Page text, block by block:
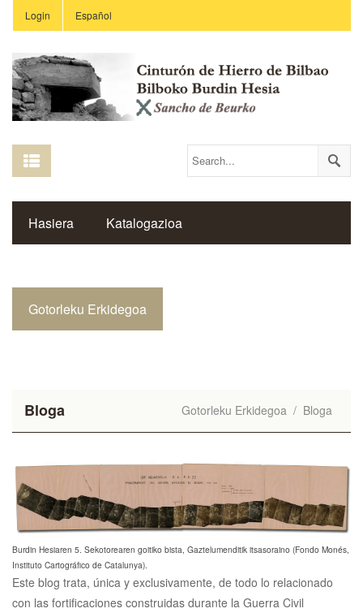
Login Español
Hasiera Katalogazioa
Gotorleku Erkidegoa
Bloga Gotorleku Erkidegoa / Bloga
Burdin Hesiaren 5. Sekotorearen goitiko bista, Gaztelumenditik itsasoraino (Fondo Monés,
Instituto Cartográfico de Catalunya).
Este blog trata, única y exclusivamente, de todo lo relacionado
con las fortificaciones construidas durante la Guerra Civil